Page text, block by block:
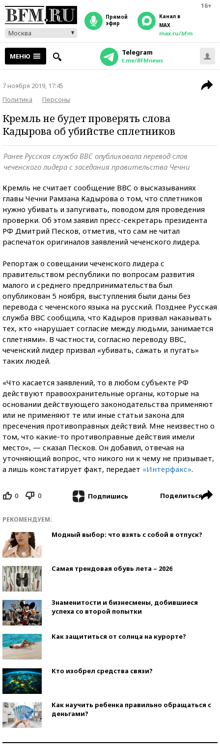
16+
Москва
прямой
эфир
Канал в
MAX
max.ru/bfm
МЕНЮ Telegram
t.me/BFMnews
7 ноября 2019, 17:45
Политика
Персоны
Кремль не будет проверять слова
Кадырова об убийстве сплетников
Ранее Русская служба ВВС опубликовала перевод слов
чеченского лидера с заседания правительства Чечни
Кремль не считает сообщение ВВС о высказываниях
главы Чечни Рамзана Кадырова о том, что сплетников
нужно убивать и запугивать, поводом для проведения
проверки. Об этом заявил пресс-секретарь президента
РФ Дмитрий Песков, отметив, что сам не читал
распечаток оригиналов заявлений чеченского лидера.
Репортаж о совещании чеченского лидера с
правительством республики по вопросам развития
малого и среднего предпринимательства был
опубликован 5 ноября, выступления были даны без
перевода с чеченского языка на русский. Позднее Русская
служба ВВС сообщила, что Кадыров призвал наказывать
тех, кто «нарушает согласие между людьми, занимается
сплетнями». В частности, согласно переводу ВВС,
чеченский лидер призвал «убивать, сажать и пугать»
таких людей.
«Что касается заявлений, то в любом субъекте РФ
действуют правоохранительные органы, которые на
основании действующего законодательства применяют
или не применяют те или иные статьи закона для
пресечения противоправных действий. Мне неизвестно о
том, что какие-то противоправные действия имели
место», — сказал Песков. Он добавил, отвечая на
уточняющий вопрос, что никого ни к чему не призывает,
а лишь констатирует факт, передает «Интерфакс».
0 0 Подпишись Поделиться
РЕКОМЕНДУЕМ:
Модный выбор: что взять с собой в отпуск?
Самая трендовая обувь лета – 2026
Знаменитости и бизнесмены, добившиеся
успеха со второй попытки
Как защититься от солнца на курорте?
Кто изобрел средства связи?
Как научить ребенка правильно обращаться с
деньгами?